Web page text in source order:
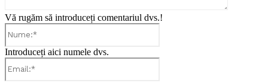
Vă rugăm să introduceți comentariul dvs.!
Introduceți aici numele dvs.